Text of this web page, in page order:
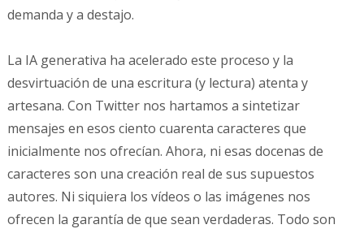
demanda y a destajo.
La IA generativa ha acelerado este proceso y la
desvirtuación de una escritura (y lectura) atenta y
artesana. Con Twitter nos hartamos a sintetizar
mensajes en esos ciento cuarenta caracteres que
inicialmente nos ofrecían. Ahora, ni esas docenas de
caracteres son una creación real de sus supuestos
autores. Ni siquiera los vídeos o las imágenes nos
ofrecen la garantía de que sean verdaderas. Todo son